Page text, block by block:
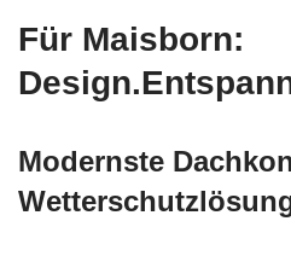
Für Maisborn:
Modernste